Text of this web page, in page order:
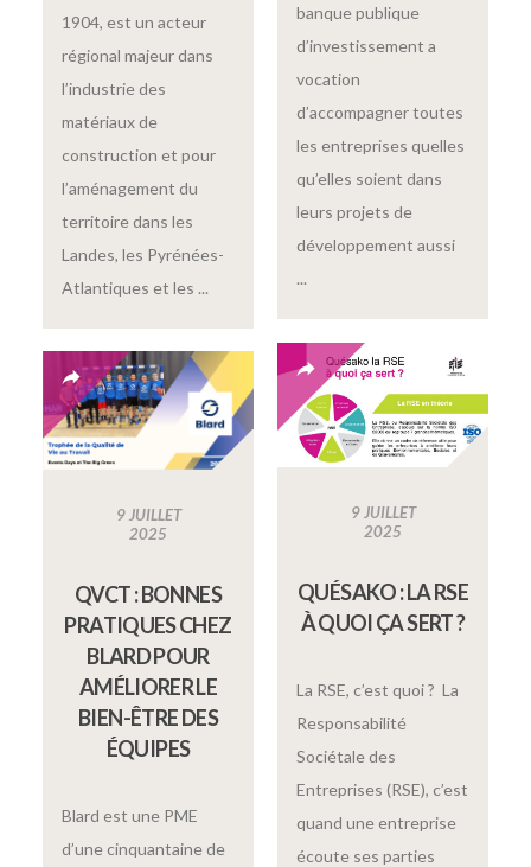
1904, est un acteur
régional majeur dans
l’industrie des
matériaux de
construction et pour
l’aménagement du
territoire dans les
Landes, les Pyrénées-
Atlantiques et les ...
banque publique
d’investissement a
vocation
d’accompagner toutes
les entreprises quelles
qu’elles soient dans
leurs projets de
développement aussi
...
9 JUILLET
2025
QUÉSAKO : LA RSE
À QUOI ÇA SERT ?
La RSE, c’est quoi ? La
Responsabilité
Sociétale des
Entreprises (RSE), c’est
quand une entreprise
écoute ses parties
9 JUILLET
2025
QVCT : BONNES
PRATIQUES CHEZ
BLARD POUR
AMÉLIORER LE
BIEN-ÊTRE DES
ÉQUIPES
Blard est une PME
d’une cinquantaine de